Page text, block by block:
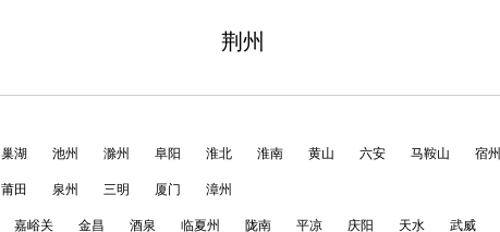
荆州
巢湖 池州 滁州 阜阳 淮北 淮南 黄山 六安 马鞍山 宿州
莆田 泉州 三明 厦门 漳州
嘉峪关 金昌 酒泉 临夏州 陇南 平凉 庆阳 天水 武威